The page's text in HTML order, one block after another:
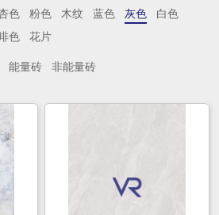
色 粉色 木纹 蓝色 灰色
白色
色 花片
能量砖 非能量砖